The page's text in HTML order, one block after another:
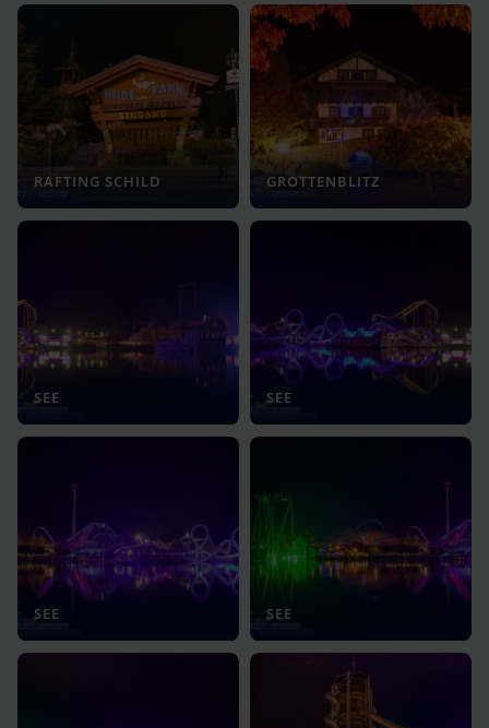
RAFTING SCHILD GROTTENBLITZ
SEE SEE
SEE SEE